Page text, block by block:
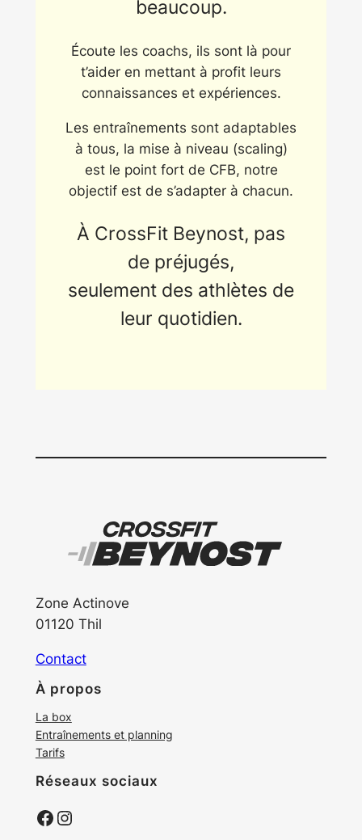
beaucoup.
Écoute les coachs, ils sont là pour
t’aider en mettant à profit leurs
connaissances et expériences.
Les entraînements sont adaptables
à tous, la mise à niveau (scaling)
est le point fort de CFB, notre
objectif est de s’adapter à chacun.
À CrossFit Beynost, pas
de préjugés,
seulement des athlètes de
leur quotidien.
Zone Actinove
01120 Thil
Contact
À propos
La box
Entraînements et planning
Tarifs
Réseaux sociaux
Facebook Instagram